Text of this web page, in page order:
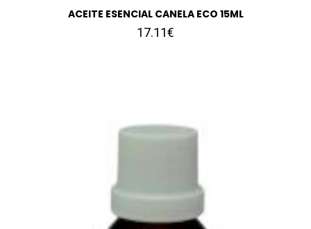
ACEITE ESENCIAL CANELA ECO 15ML
17.11€